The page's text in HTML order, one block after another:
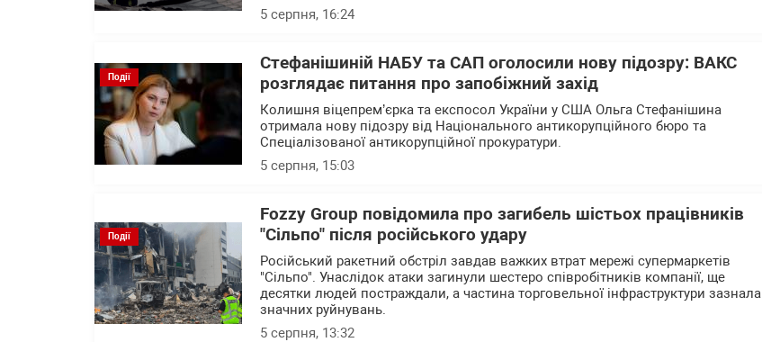
5 серпня, 16:24
Події
Стефанішиній НАБУ та САП оголосили нову підозру: ВАКС
розглядає питання про запобіжний захід
Колишня віцепрем’єрка та експосол України у США Ольга Стефанішина
отримала нову підозру від Національного антикорупційного бюро та
Спеціалізованої антикорупційної прокуратури.
5 серпня, 15:03
Події
Fozzy Group повідомила про загибель шістьох працівників
"Сільпо" після російського удару
Російський ракетний обстріл завдав важких втрат мережі супермаркетів
"Сільпо". Унаслідок атаки загинули шестеро співробітників компанії, ще
десятки людей постраждали, а частина торговельної інфраструктури зазнала
значних руйнувань.
5 серпня, 13:32